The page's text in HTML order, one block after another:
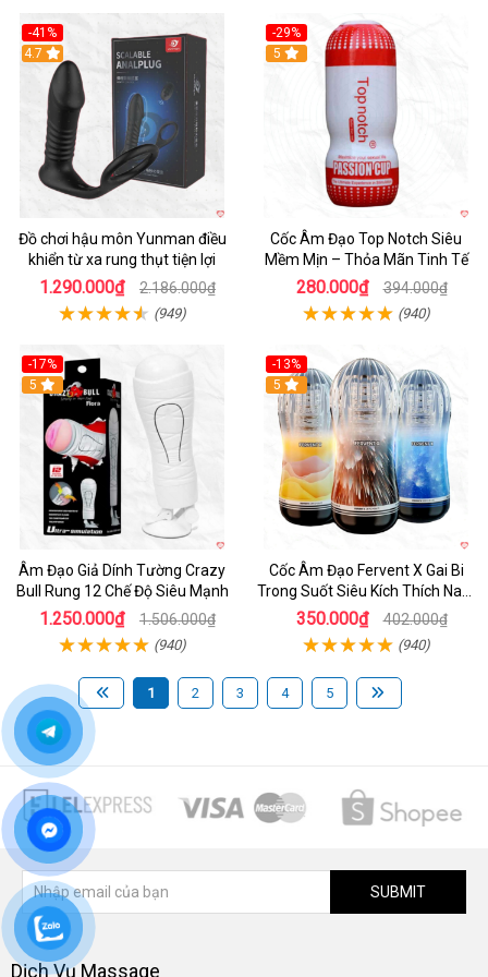
-41%
Hot
4.7
Đồ chơi hậu môn Yunman điều
khiển từ xa rung thụt tiện lợi
1.290.000₫ 2.186.000₫
(949)
-29%
5
Cốc Âm Đạo Top Notch Siêu
Mềm Mịn – Thỏa Mãn Tinh Tế
280.000₫ 394.000₫
(940)
-17%
5
Âm Đạo Giả Dính Tường Crazy
Bull Rung 12 Chế Độ Siêu Mạnh
1.250.000₫ 1.506.000₫
(940)
-13%
Hot
5
Cốc Âm Đạo Fervent X Gai Bi
Trong Suốt Siêu Kích Thích Nam
Giới
350.000₫ 402.000₫
(940)
1 2 3 4 5
SUBMIT
Dịch Vụ Massage